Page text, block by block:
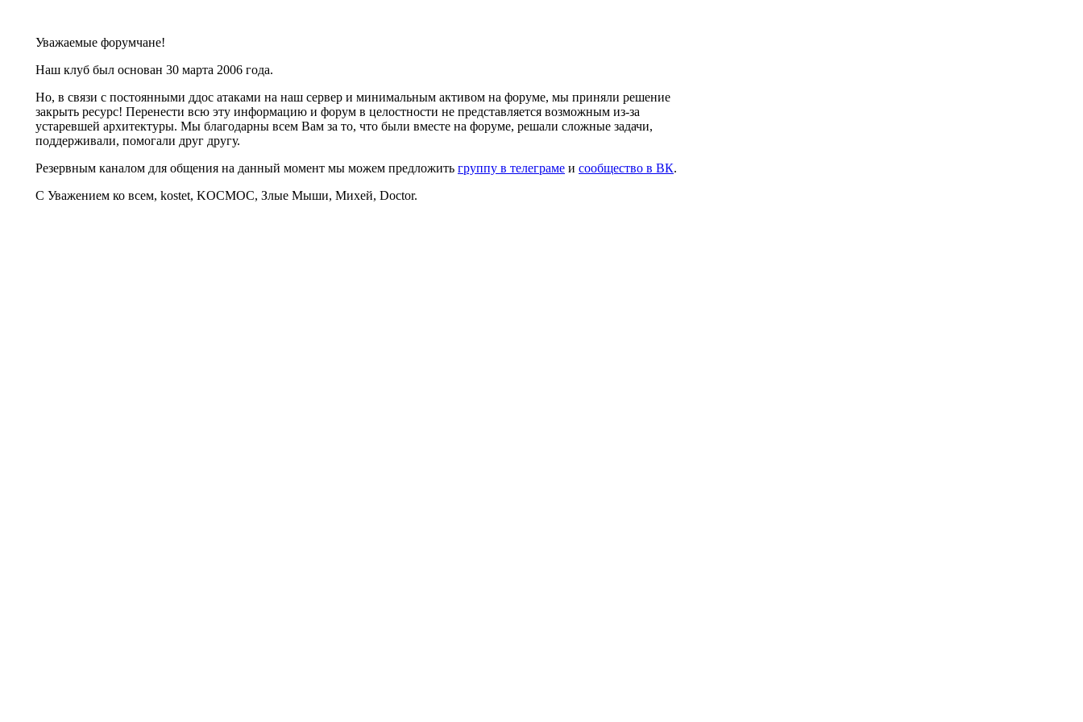
Уважаемые форумчане!
Наш клуб был основан 30 марта 2006 года.
Но, в связи с постоянными ддос атаками на наш сервер и минимальным активом на форуме, мы приняли решение
закрыть ресурс! Перенести всю эту информацию и форум в целостности не представляется возможным из-за
устаревшей архитектуры. Мы благодарны всем Вам за то, что были вместе на форуме, решали сложные задачи,
поддерживали, помогали друг другу.
Резервным каналом для общения на данный момент мы можем предложить группу в телеграме и сообщество в ВК.
С Уважением ко всем, kostet, KOCMOC, Злые Мыши, Михей, Doctor.